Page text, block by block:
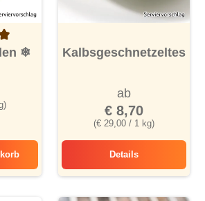
Bewertung von 2.5 von 5 Sternen
❄ Kalbsgeschnetzeltes
(€ 29,00 / 1 kg)
ab
€ 8,70
Details